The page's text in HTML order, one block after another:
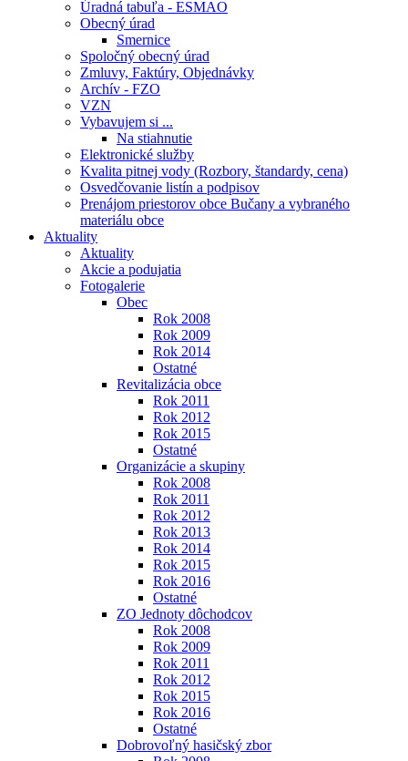
Úradná tabuľa - ESMAO
Obecný úrad
Smernice
Spoločný obecný úrad
Zmluvy, Faktúry, Objednávky
Archív - FZO
VZN
Vybavujem si ...
Na stiahnutie
Elektronické služby
Kvalita pitnej vody (Rozbory, štandardy, cena)
Osvedčovanie listín a podpisov
Prenájom priestorov obce Bučany a vybraného
materiálu obce
Aktuality
Aktuality
Akcie a podujatia
Fotogalerie
Obec
Rok 2008
Rok 2009
Rok 2014
Ostatné
Revitalizácia obce
Rok 2011
Rok 2012
Rok 2015
Ostatné
Organizácie a skupiny
Rok 2008
Rok 2011
Rok 2012
Rok 2013
Rok 2014
Rok 2015
Rok 2016
Ostatné
ZO Jednoty dôchodcov
Rok 2008
Rok 2009
Rok 2011
Rok 2012
Rok 2015
Rok 2016
Ostatné
Dobrovoľný hasičský zbor